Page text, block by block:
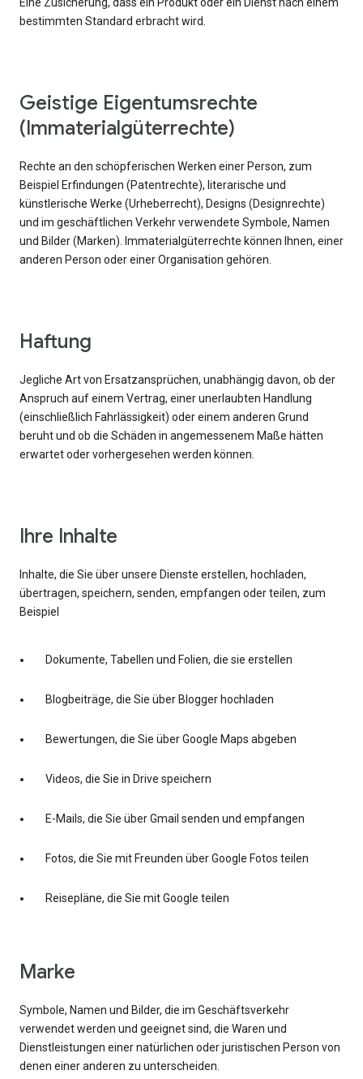
Eine Zusicherung, dass ein Produkt oder ein Dienst nach einem
bestimmten Standard erbracht wird.
Geistige Eigentumsrechte
(Immaterialgüterrechte)
Rechte an den schöpferischen Werken einer Person, zum
Beispiel Erfindungen (Patentrechte), literarische und
künstlerische Werke (Urheberrecht), Designs (Designrechte)
und im geschäftlichen Verkehr verwendete Symbole, Namen
und Bilder (Marken). Immaterialgüterrechte können Ihnen, einer
anderen Person oder einer Organisation gehören.
Haftung
Jegliche Art von Ersatzansprüchen, unabhängig davon, ob der
Anspruch auf einem Vertrag, einer unerlaubten Handlung
(einschließlich Fahrlässigkeit) oder einem anderen Grund
beruht und ob die Schäden in angemessenem Maße hätten
erwartet oder vorhergesehen werden können.
Ihre Inhalte
Inhalte, die Sie über unsere Dienste erstellen, hochladen,
übertragen, speichern, senden, empfangen oder teilen, zum
Beispiel
Dokumente, Tabellen und Folien, die sie erstellen
Blogbeiträge, die Sie über Blogger hochladen
Bewertungen, die Sie über Google Maps abgeben
Videos, die Sie in Drive speichern
E-Mails, die Sie über Gmail senden und empfangen
Fotos, die Sie mit Freunden über Google Fotos teilen
Reisepläne, die Sie mit Google teilen
Marke
Symbole, Namen und Bilder, die im Geschäftsverkehr
verwendet werden und geeignet sind, die Waren und
Dienstleistungen einer natürlichen oder juristischen Person von
denen einer anderen zu unterscheiden.